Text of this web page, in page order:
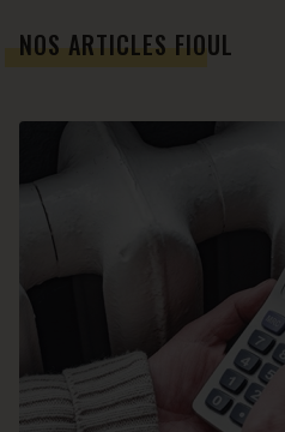
NOS ARTICLES FIOUL